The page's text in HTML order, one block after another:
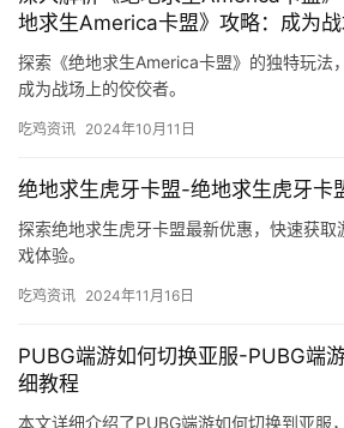
生免费外挂辅助卡盟：风险与后果
险，揭示其背后的真相及可能带来的后果。
吃鸡资讯 2024年10月9日
深入解析《绝地求生America卡盟》
地求生America卡盟》攻略：成为战
探索《绝地求生America卡盟》的独特玩法
吃鸡资讯